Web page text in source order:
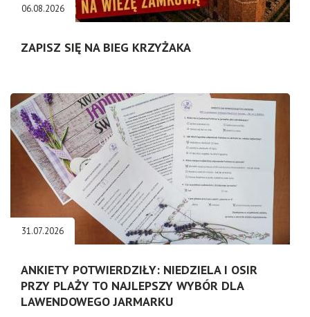
06.08.2026
ZAPISZ SIĘ NA BIEG KRZYŻAKA
31.07.2026
ANKIETY POTWIERDZIŁY: NIEDZIELA I OSIR
PRZY PLAŻY TO NAJLEPSZY WYBÓR DLA
LAWENDOWEGO JARMARKU